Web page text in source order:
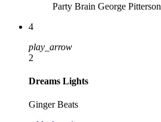
Party Brain George Pitterson
4
play_arrow
2
Dreams Lights
Ginger Beats